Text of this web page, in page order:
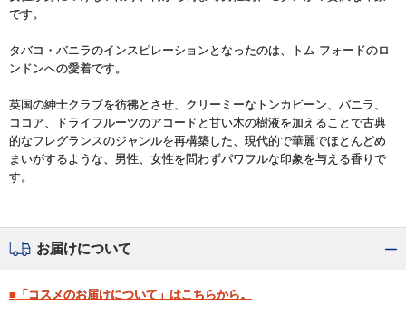
です。
タバコ・バニラのインスピレーションとなったのは、トム フォードのロ
ンドンへの愛着です。
英国の紳士クラブを彷彿とさせ、クリーミーなトンカビーン、バニラ、
ココア、ドライフルーツのアコードと甘い木の樹液を加えることで古典
的なフレグランスのジャンルを再構築した、現代的で華麗でほとんどめ
まいがするような、男性、女性を問わずパワフルな印象を与える香りで
す。
お届けについて
■「コスメのお届けについて」はこちらから。